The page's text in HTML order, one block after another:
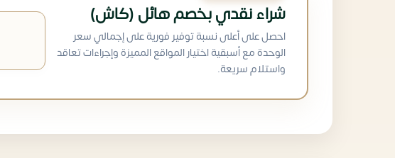
شراء نقدي بخصم هائل (كاش)
احصل على أعلى نسبة توفير فورية على إجمالي سعر
الوحدة مع أسبقية اختيار المواقع المميزة وإجراءات تعاقد
واستلام سريعة.